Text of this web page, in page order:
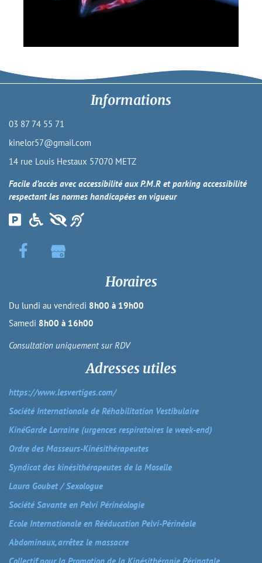
Informations
03 87 74 55 71
kinelor57@gmail.com
14 rue Louis Hestaux 57070 METZ
Facile d’accès avec accessibilité aux P.M.R et parking accessibilité
respectant les normes handicapées en vigueur
Horaires
Du lundi au vendredi 8h00 à 19h00
Samedi 8h00 à 16h00
Consultation uniquement sur RDV
Adresses utiles
https://www.lesvertiges.com/
Société Internationale de Réhabilitation Vestibulaire
KinéGarde Lorraine (urgences respiratoires le week-end)
Ordre des Masseurs-Kinésithérapeutes
Syndicat des kinésithérapeutes de la Moselle
Laura Goubet / Sexologue
Société Savante en Pelvi Périnéologie
Ecole Internationale en Rééducation Pelvi-Périnéale
Abdominaux, arrêtez le massacre
Collectif pour la Promotion de la Kinésithérapie Périnatale